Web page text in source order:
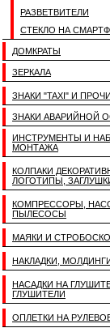
РАЗВЕТВИТЕЛИ
СТЕКЛО НА
ДОМКРАТЫ
ЗЕРКАЛА
ЗНАКИ "TAXI" И
ЗНАКИ АВАРИЙНОЙ
ИНСТРУМЕНТЫ И
МОНТАЖА
КОЛПАКИ
ЛОГОТИПЫ,
КОМПРЕССОРЫ,
ПЫЛЕСОСЫ
МАЯКИ И
НАКЛАДКИ,
НАСАДКИ НА
ГЛУШИТЕЛИ
ОПЛЕТКИ НА